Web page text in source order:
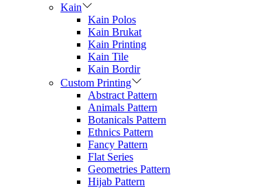
Kain
Kain Polos
Kain Brukat
Kain Printing
Kain Tile
Kain Bordir
Custom Printing
Abstract Pattern
Animals Pattern
Botanicals Pattern
Ethnics Pattern
Fancy Pattern
Flat Series
Geometries Pattern
Hijab Pattern